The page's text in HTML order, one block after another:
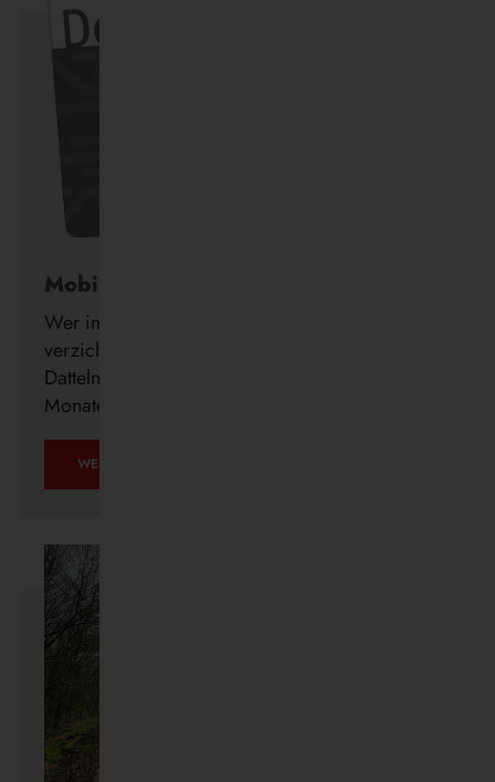
Mobil ohne Auto
Wer im Alter freiwillig auf seinen Führerschein
verzichtet, erhält ab sofort auch in Waltrop und
Datteln kostenlos ein DeutschlandTicket für drei
Monate.
WEITERLESEN …